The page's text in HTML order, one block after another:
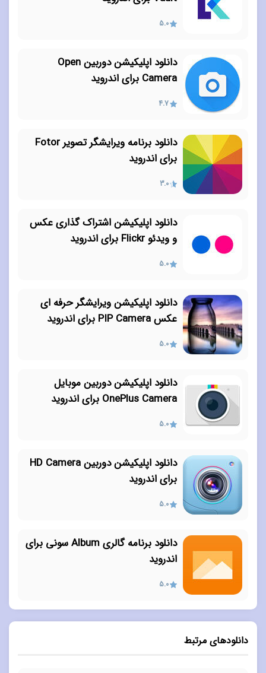
دانلودهای مرتبط
5.0
دانلود اپلیکیشن دوربین Open
Camera برای اندروید
4.7
دانلود برنامه ویرایشگر تصویر Fotor
برای اندروید
3.0
دانلود اپلیکیشن اشتراک گذاری عکس
و ویدئو Flickr برای اندروید
5.0
دانلود اپلیکیشن ویرایشگر حرفه ای
عکس PIP Camera برای اندروید
5.0
دانلود اپلیکیشن دوربین موبایل
OnePlus Camera برای اندروید
5.0
دانلود اپلیکیشن دوربین HD Camera
برای اندروید
5.0
دانلود برنامه گالری Album سونی برای
اندروید
5.0